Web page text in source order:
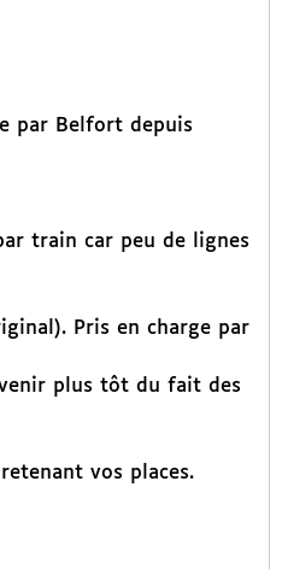
par Belfort depuis
train car peu de lignes
Pris en charge par
plus tôt du fait des
vos places.